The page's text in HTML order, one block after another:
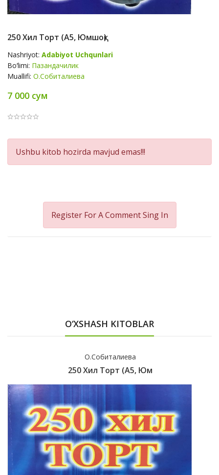
250 Хил Торт (А5, Юмшоқ)
Nashriyot: Adabiyot Uchqunlari
Bo‘limi: Пазандачилик
Muallifi: О.Собиталиева
7 000 сум
Product
Summery
Ushbu kitob hozirda mavjud emas!!!
Register For A CommentSing In
O‘XSHASH KITOBLAR
О.Собиталиева
250 Хил Торт (А5, Юм